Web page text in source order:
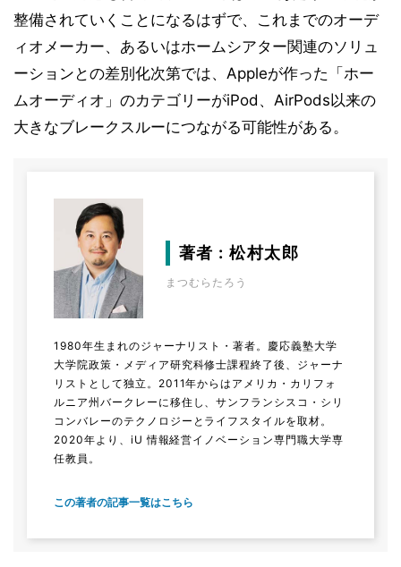
整備されていくことになるはずで、これまでのオーデ
ィオメーカー、あるいはホームシアター関連のソリュ
ーションとの差別化次第では、Appleが作った「ホー
ムオーディオ」のカテゴリーがiPod、AirPods以来の
大きなブレークスルーにつながる可能性がある。
著者 : 松村太郎
まつむらたろう
1980年生まれのジャーナリスト・著者。慶応義塾大学
大学院政策・メディア研究科修士課程終了後、ジャーナ
リストとして独立。2011年からはアメリカ・カリフォ
ルニア州バークレーに移住し、サンフランシスコ・シリ
コンバレーのテクノロジーとライフスタイルを取材。
2020年より、iU 情報経営イノベーション専門職大学専
任教員。
この著者の記事一覧はこちら